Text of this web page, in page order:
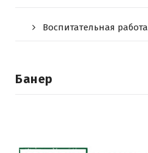
Воспитательная работа
Банер